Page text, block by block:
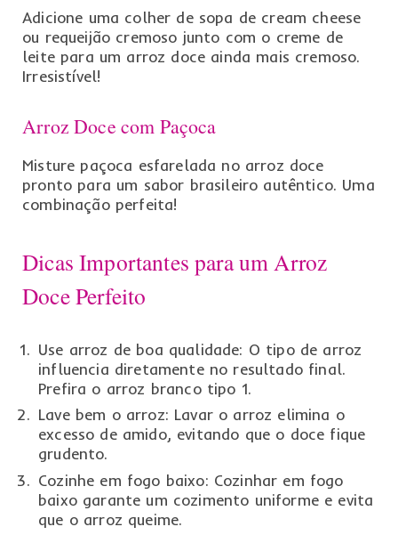
Adicione uma colher de sopa de cream cheese
ou requeijão cremoso junto com o creme de
leite para um arroz doce ainda mais cremoso.
Irresistível!
Arroz Doce com Paçoca
Misture paçoca esfarelada no arroz doce
pronto para um sabor brasileiro autêntico. Uma
combinação perfeita!
Dicas Importantes para um Arroz
Doce Perfeito
Use arroz de boa qualidade: O tipo de arroz
influencia diretamente no resultado final.
Prefira o arroz branco tipo 1.
Lave bem o arroz: Lavar o arroz elimina o
excesso de amido, evitando que o doce fique
grudento.
Cozinhe em fogo baixo: Cozinhar em fogo
baixo garante um cozimento uniforme e evita
que o arroz queime.